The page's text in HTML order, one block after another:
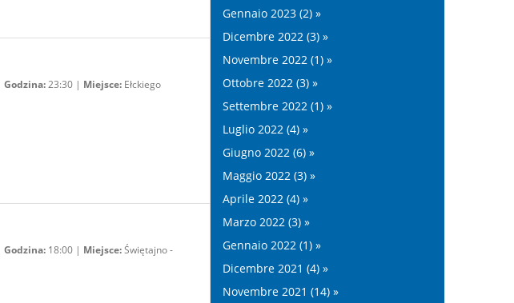
Godzina:23:30 | Miejsce:Ełckiego
Godzina:18:00 | Miejsce:Świętajno -
Gennaio 2023 (2) »
Dicembre 2022 (3) »
Novembre 2022 (1) »
Ottobre 2022 (3) »
Settembre 2022 (1) »
Luglio 2022 (4) »
Giugno 2022 (6) »
Maggio 2022 (3) »
Aprile 2022 (4) »
Marzo 2022 (3) »
Gennaio 2022 (1) »
Dicembre 2021 (4) »
Novembre 2021 (14) »